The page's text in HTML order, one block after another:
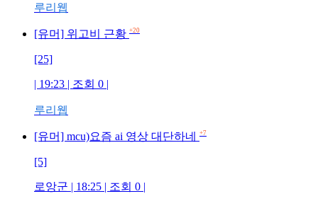
루리웹
[유머] 위고비 근황 +20
[25]
| 19:23 | 조회 0 |
루리웹
[유머] mcu)요즘 ai 영상 대단하네 +7
[5]
로앙군 | 18:25 | 조회 0 |